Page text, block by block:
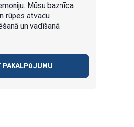
Mūsu baznīca
rūpes atvadu
un vadīšanā
PAKALPOJUMU